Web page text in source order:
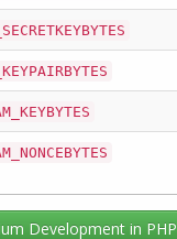
Development in PHP